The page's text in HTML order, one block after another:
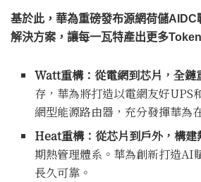
基於此，華為重磅發布源網荷儲
解決方案，讓每一瓦特產出更多Token
Watt重構：從電網到芯片，全鏈
存，華為將打造以電網友好
網型能源路由器，充分發揮華為
Heat重構：從芯片到戶外，構
期熱管理體系。華為創新打造AI
長久可靠。